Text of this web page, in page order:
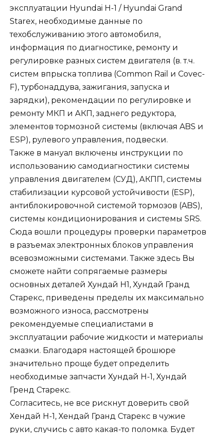
эксплуатации Hyundai H-1 / Hyundai Grand
Starex, необходимые данные по
техобслуживанию этого автомобиля,
информация по диагностике, ремонту и
регулировке разных систем двигателя (в. т.ч.
систем впрыска топлива (Common Rail и Covec-
F), турбонаддува, зажигания, запуска и
зарядки), рекомендации по регулировке и
ремонту МКП и АКП, заднего редуктора,
элементов тормозной системы (включая ABS и
ESP), рулевого управления, подвески.
Также в мануал включены инструкции по
использованию самодиагностики системы
управления двигателем (СУД), АКПП, системы
стабилизации курсовой устойчивости (ESP),
антиблокировочной системой тормозов (ABS),
системы кондиционирования и системы SRS.
Сюда вошли процедуры проверки параметров
в разъемах электронных блоков управления
всевозможными системами. Также здесь Вы
сможете найти сопрягаемые размеры
основных деталей Хундай Н1, Хундай Гранд
Старекс, приведены пределы их максимально
возможного износа, рассмотрены
рекомендуемые специалистами в
эксплуатации рабочие жидкости и материалы
смазки. Благодаря настоящей брошюре
значительно проще будет определить
необходимые запчасти Хундай Н-1, Хундай
Гренд Старекс.
Согласитесь, не все рискнут доверить свой
Хендай Н-1, Хендай Гранд Старекс в чужие
руки, случись с авто какая-то поломка. Будет